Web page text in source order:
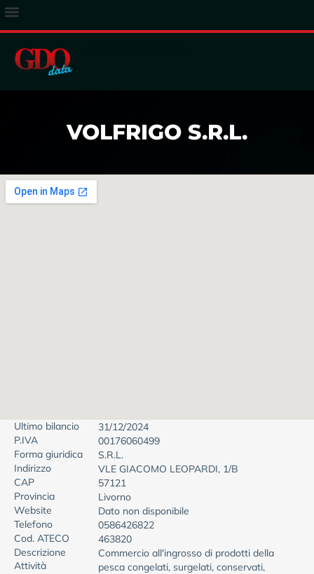
VOLFRIGO S.R.L.
Ultimo bilancio
31/12/2024
P.IVA
00176060499
Forma giuridica
S.R.L.
Indirizzo
VLE GIACOMO LEOPARDI, 1/B
CAP
57121
Provincia
Livorno
Website
Dato non disponibile
Telefono
0586426822
Cod. ATECO
463820
Descrizione
Attività
Commercio all'ingrosso di prodotti della
pesca congelati, surgelati, conservati,